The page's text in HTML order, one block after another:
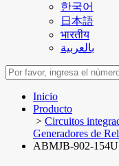
한국어
日本語
भारतीय
بالعربية
Inicio
Producto
> Circuitos
Generadores de
ABMJB-902-